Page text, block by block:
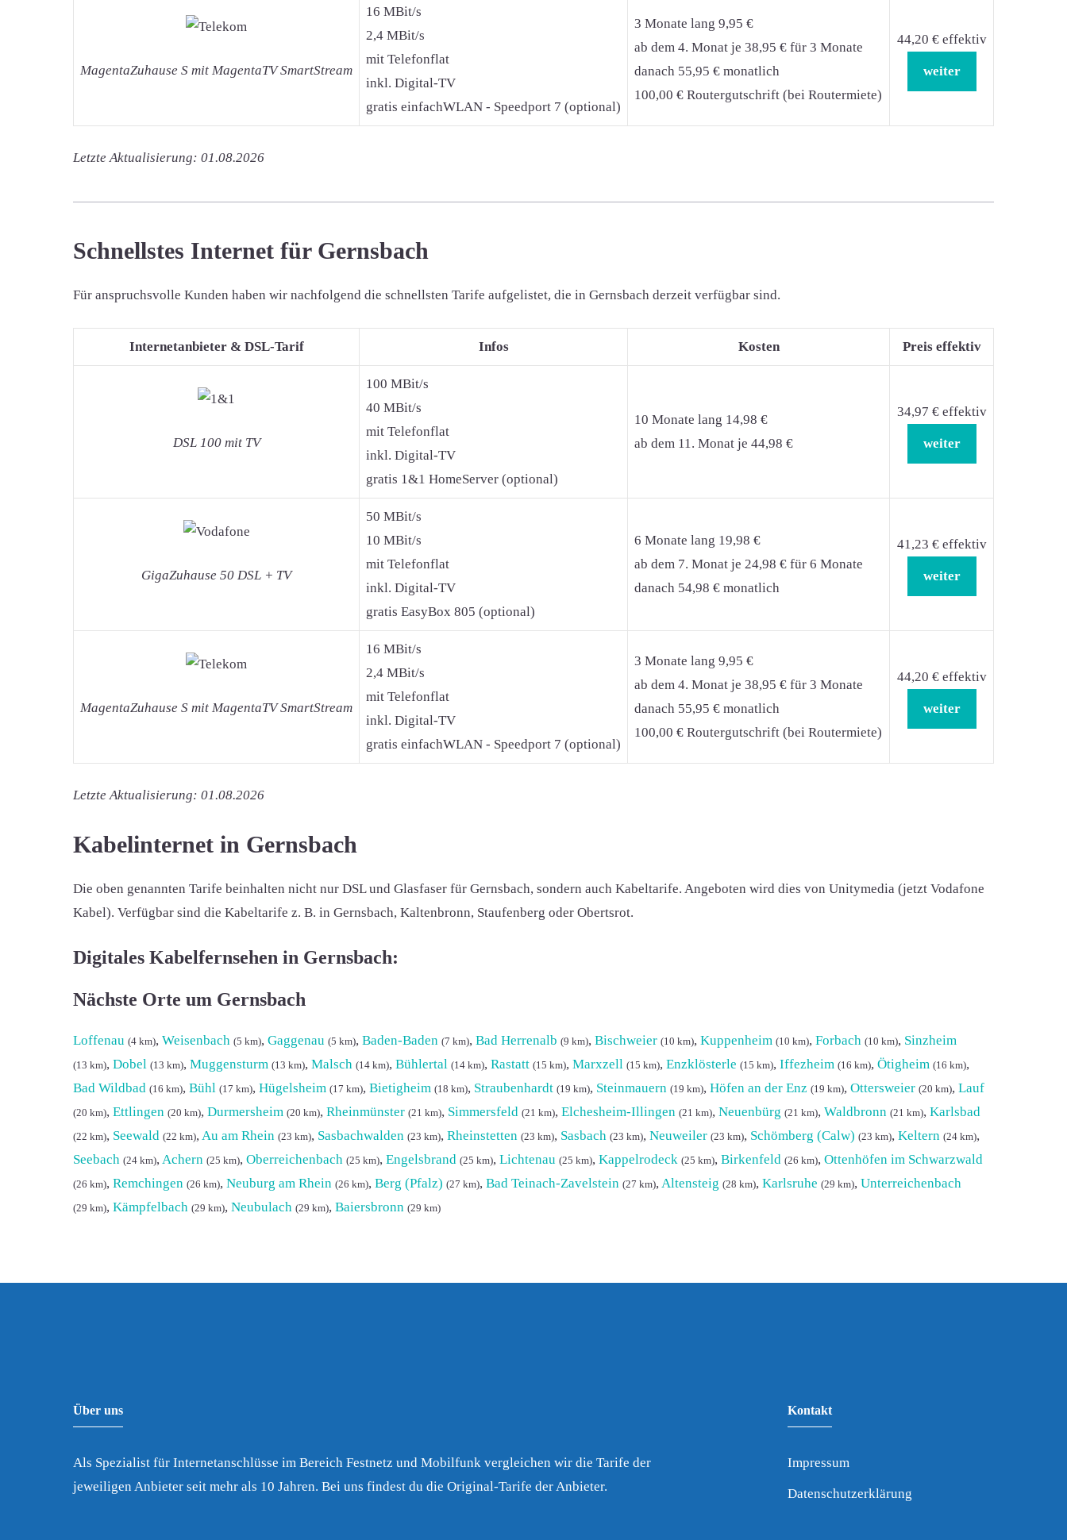
MagentaZuhause S mit MagentaTV SmartStream
16 MBit/s
2,4 MBit/s
mit Telefonflat
inkl. Digital-TV
gratis einfachWLAN - Speedport 7 (optional)
3 Monate lang 9,95 €
ab dem 4. Monat je 38,95 € für 3 Monate
danach 55,95 € monatlich
100,00 € Routergutschrift (bei Routermiete)
44,20 € effektiv
weiter
Letzte Aktualisierung: 01.08.2026
Schnellstes Internet für Gernsbach
Für anspruchsvolle Kunden haben wir nachfolgend die schnellsten Tarife aufgelistet, die in Gernsbach derzeit verfügbar sind.
Internetanbieter & DSL-Tarif Infos Kosten Preis effektiv
DSL 100 mit TV
100 MBit/s
40 MBit/s
mit Telefonflat
inkl. Digital-TV
gratis 1&1 HomeServer (optional)
10 Monate lang 14,98 €
ab dem 11. Monat je 44,98 €
34,97 € effektiv
weiter
GigaZuhause 50 DSL + TV
50 MBit/s
10 MBit/s
mit Telefonflat
inkl. Digital-TV
gratis EasyBox 805 (optional)
6 Monate lang 19,98 €
ab dem 7. Monat je 24,98 € für 6 Monate
danach 54,98 € monatlich
41,23 € effektiv
weiter
MagentaZuhause S mit MagentaTV SmartStream
16 MBit/s
2,4 MBit/s
mit Telefonflat
inkl. Digital-TV
gratis einfachWLAN - Speedport 7 (optional)
3 Monate lang 9,95 €
ab dem 4. Monat je 38,95 € für 3 Monate
danach 55,95 € monatlich
100,00 € Routergutschrift (bei Routermiete)
44,20 € effektiv
weiter
Letzte Aktualisierung: 01.08.2026
Kabelinternet in Gernsbach
Die oben genannten Tarife beinhalten nicht nur DSL und Glasfaser für Gernsbach, sondern auch Kabeltarife. Angeboten wird dies von Unitymedia (jetzt Vodafone
Kabel). Verfügbar sind die Kabeltarife z. B. in Gernsbach, Kaltenbronn, Staufenberg oder Obertsrot.
Digitales Kabelfernsehen in Gernsbach:
Nächste Orte um Gernsbach
Loffenau (4 km), Weisenbach (5 km), Gaggenau (5 km), Baden-Baden (7 km), Bad Herrenalb (9 km), Bischweier (10 km), Kuppenheim (10 km), Forbach (10 km), Sinzheim
(13 km), Dobel (13 km), Muggensturm (13 km), Malsch (14 km), Bühlertal (14 km), Rastatt (15 km), Marxzell (15 km), Enzklösterle (15 km), Iffezheim (16 km), Ötigheim (16 km),
Bad Wildbad (16 km), Bühl (17 km), Hügelsheim (17 km), Bietigheim (18 km), Straubenhardt (19 km), Steinmauern (19 km), Höfen an der Enz (19 km), Ottersweier (20 km), Lauf
(20 km), Ettlingen (20 km), Durmersheim (20 km), Rheinmünster (21 km), Simmersfeld (21 km), Elchesheim-Illingen (21 km), Neuenbürg (21 km), Waldbronn (21 km), Karlsbad
(22 km), Seewald (22 km), Au am Rhein (23 km), Sasbachwalden (23 km), Rheinstetten (23 km), Sasbach (23 km), Neuweiler (23 km), Schömberg (Calw) (23 km), Keltern (24 km),
Seebach (24 km), Achern (25 km), Oberreichenbach (25 km), Engelsbrand (25 km), Lichtenau (25 km), Kappelrodeck (25 km), Birkenfeld (26 km), Ottenhöfen im Schwarzwald
(26 km), Remchingen (26 km), Neuburg am Rhein (26 km), Berg (Pfalz) (27 km), Bad Teinach-Zavelstein (27 km), Altensteig (28 km), Karlsruhe (29 km), Unterreichenbach
(29 km), Kämpfelbach (29 km), Neubulach (29 km), Baiersbronn (29 km)
Über uns
Als Spezialist für Internetanschlüsse im Bereich Festnetz und Mobilfunk vergleichen wir die Tarife der
jeweiligen Anbieter seit mehr als 10 Jahren. Bei uns findest du die Original-Tarife der Anbieter.
Kontakt
Impressum
Datenschutzerklärung